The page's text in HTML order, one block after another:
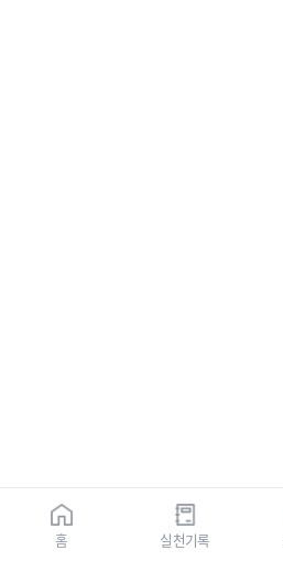
홈 실천기록